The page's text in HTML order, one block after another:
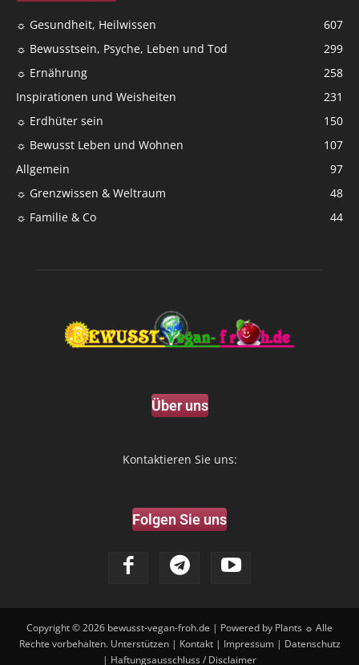
☼ Gesundheit, Heilwissen
607
☼ Bewusstsein, Psyche, Leben und Tod
299
☼ Ernährung
258
Inspirationen und Weisheiten
231
☼ Erdhüter sein
150
☼ Bewusst Leben und Wohnen
107
Allgemein
97
☼ Grenzwissen & Weltraum
48
☼ Familie & Co
44
Über uns
Kontaktieren Sie uns:
Folgen Sie uns
Copyright © 2026 bewusst-vegan-froh.de | Powered by Plants ☼ Alle
Rechte vorbehalten. Unterstützen| Kontakt| Impressum| Datenschutz
| Haftungsausschluss / Disclaimer